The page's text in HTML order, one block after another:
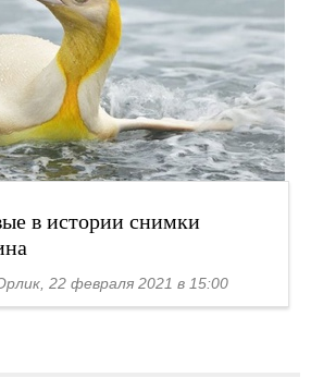
в истории снимки
22 февраля 2021 в 15:00